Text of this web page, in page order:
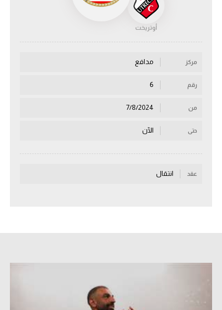
دوري أبطال إفريقيا
أقسام
سعودي في الجول
أوتريخت
مركز مدافع
رقم
من
حتى الآن
عقد انتقال